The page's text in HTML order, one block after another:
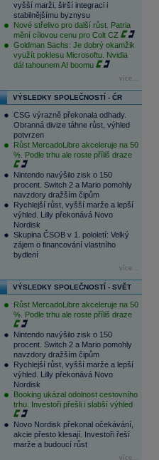
vyšší marži, širší integraci i
stabilnějšímu byznysu
Nové střelivo pro další růst. Patria
mění cílovou cenu pro Colt CZ
Goldman Sachs: Je dobrý okamžik
využít poklesu Microsoftu. Nvidia
dál tahounem AI boomu
více...
VÝSLEDKY SPOLEČNOSTÍ - ČR
CSG výrazně překonala odhady.
Obranná divize táhne růst, výhled
potvrzen
Růst MercadoLibre akceleruje na 50
%. Podle trhu ale roste příliš draze
Nintendo navýšilo zisk o 150
procent. Switch 2 a Mario pomohly
navzdory dražším čipům
Rychlejší růst, vyšší marže a lepší
výhled. Lilly překonává Novo
Nordisk
Skupina ČSOB v 1. pololetí: Velký
zájem o financování vlastního
bydlení
více...
VÝSLEDKY SPOLEČNOSTÍ - SVĚT
Růst MercadoLibre akceleruje na 50
%. Podle trhu ale roste příliš draze
Nintendo navýšilo zisk o 150
procent. Switch 2 a Mario pomohly
navzdory dražším čipům
Rychlejší růst, vyšší marže a lepší
výhled. Lilly překonává Novo
Nordisk
Booking ukázal odolnost cestovního
trhu. Investoři přešli i slabší výhled
Novo Nordisk překonal očekávání,
akcie přesto klesají. Investoři řeší
marže a budoucí růst
více...